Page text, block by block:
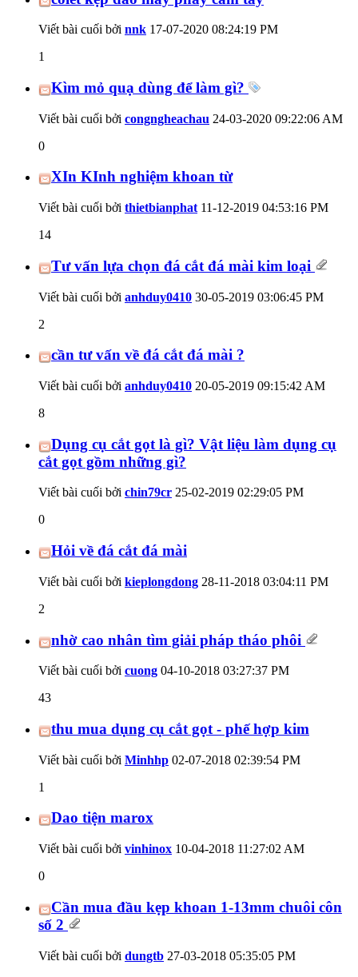
Viết bài cuối bởi nnk 17-07-2020 08:24:19 PM
1
Kìm mỏ quạ dùng để làm gì?
Viết bài cuối bởi congngheachau 24-03-2020 09:22:06 AM
0
XIn KInh nghiệm khoan từ
Viết bài cuối bởi thietbianphat 11-12-2019 04:53:16 PM
14
Tư vấn lựa chọn đá cắt đá mài kim loại
Viết bài cuối bởi anhduy0410 30-05-2019 03:06:45 PM
2
cần tư vấn về đá cắt đá mài ?
Viết bài cuối bởi anhduy0410 20-05-2019 09:15:42 AM
8
Dụng cụ cắt gọt là gì? Vật liệu làm dụng cụ
cắt gọt gồm những gì?
Viết bài cuối bởi chin79cr 25-02-2019 02:29:05 PM
0
Hỏi về đá cắt đá mài
Viết bài cuối bởi kieplongdong 28-11-2018 03:04:11 PM
2
nhờ cao nhân tìm giải pháp tháo phôi
Viết bài cuối bởi cuong 04-10-2018 03:27:37 PM
43
thu mua dụng cụ cắt gọt - phế hợp kim
Viết bài cuối bởi Minhhp 02-07-2018 02:39:54 PM
1
Dao tiện marox
Viết bài cuối bởi vinhinox 10-04-2018 11:27:02 AM
0
Cần mua đầu kẹp khoan 1-13mm chuôi côn
số 2
Viết bài cuối bởi dungtb 27-03-2018 05:35:05 PM